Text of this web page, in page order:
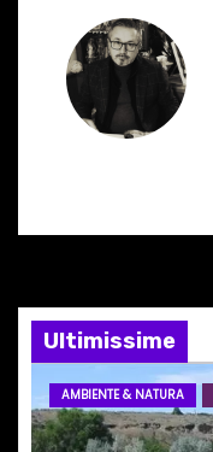
o
e
a
Ultimissime
AMBIENTE & NATURA